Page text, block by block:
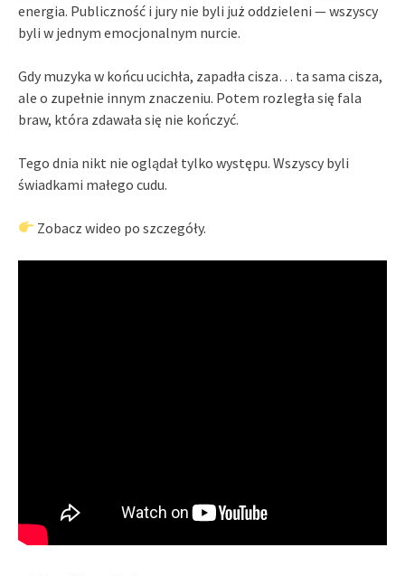
energia. Publiczność i jury nie byli już oddzieleni — wszyscy
byli w jednym emocjonalnym nurcie.
Gdy muzyka w końcu ucichła, zapadła cisza… ta sama cisza,
ale o zupełnie innym znaczeniu. Potem rozległa się fala
braw, która zdawała się nie kończyć.
Tego dnia nikt nie oglądał tylko występu. Wszyscy byli
świadkami małego cudu.
Zobacz wideo po szczegóły.